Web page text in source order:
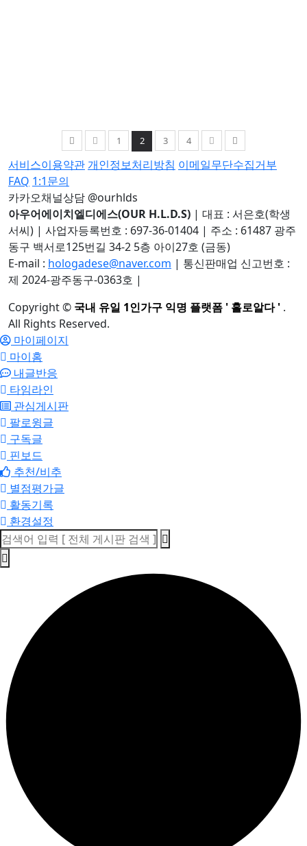
1 2 3 4
서비스이용약관 개인정보처리방침 이메일무단수집거부
FAQ 1:1문의
카카오채널상담 @ourhlds
아우어에이치엘디에스(OUR H.L.D.S) | 대표 : 서은호(학생
서씨) | 사업자등록번호 : 697-36-01404 | 주소 : 61487 광주
동구 백서로125번길 34-2 5층 아이27호 (금동)
E-mail : hologadese@naver.com | 통신판매업 신고번호 :
제 2024-광주동구-0363호 |
Copyright© 국내 유일 1인가구 익명 플랫폼 ' 홀로알다 ' .
All Rights Reserved.
마이페이지
마이홈
내글반응
타임라인
관심게시판
팔로윙글
구독글
핀보드
추천/비추
별점평가글
활동기록
환경설정